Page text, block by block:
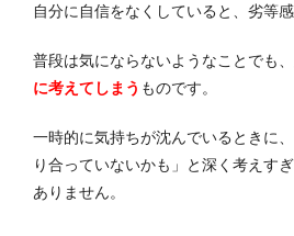
自分に自信をなくしていると、劣等
普段は気にならないようなことでも
に考えてしまう ものです。
一時的に気持ちが沈んでいるときに
り合っていないかも」と深く考えす
ありません。